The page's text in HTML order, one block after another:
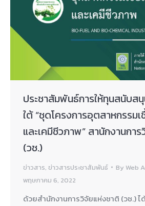
ประชาสัมพันธ์การให้ทุนสนับส
ใต้ “ชุดโครงการอุตสาหกรรม
และเคมีชีวภาพ” สานักงานกา
(วช.)
ข่าวสาร, ข่าวสารประชาสัมพันธ์ By Web
พฤษภาคม 6, 2022
ด้วยสำนักงานการวิจัยแห่งชาติ (วช.)